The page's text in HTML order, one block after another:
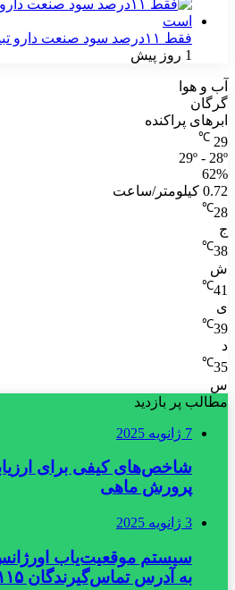
فقط ۱۱‌درصد سود صنعت دارو تبدیل به نقدینگی شده است
1 روز پیش
آب و هوا
گرگان
ابرهای پراکنده
29
℃
29º - 28º
62%
0.72 کیلومتر/ساعت
28
℃
ج
38
℃
ش
41
℃
ی
39
℃
د
35
℃
س
مطالب پر بازدید
7 ژانویه 2025
شاخص‌های کیفی برای
پرورش ماهی
3 ژانویه 2025
سیستم موقعیت‌یاب
به آدرس تماس‌گیرندگان ۱۱۵